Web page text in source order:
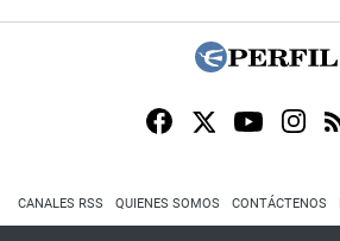
CANALES RSS QUIENES SOMOS CONTÁCTENOS